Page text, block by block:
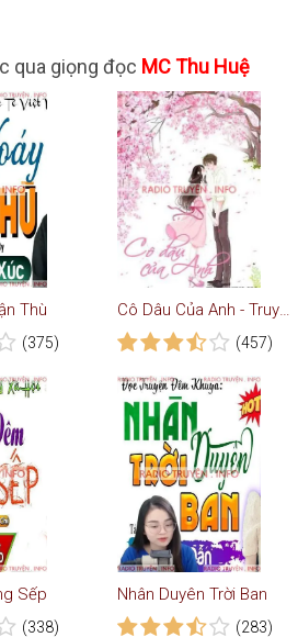
qua giọng đọc MC Thu Huệ
Thù
(375)
Cô Dâu Của Anh - Truyện Ngôn Tình
(457)
Sếp
(338)
Nhân Duyên Trời Ban
(283)